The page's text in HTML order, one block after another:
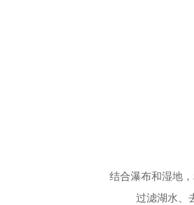
结合瀑布和湿地
过滤湖水、